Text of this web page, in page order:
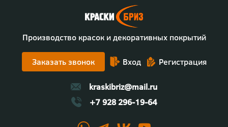
Производство красок и декоративных покрытий
Заказать звонок Вход Регистрация
kraskibriz@mail.ru
+7 928 296-19-64